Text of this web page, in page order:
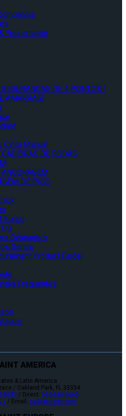
Treinamento
DE 4 PONTOS (
AMARRAS)
Cinto Manual
CADEIRAS DE RODAS
DE PISO
Fixing
Ocupantes
Gerais
Product Finder
Frequentes
AMERICA
& Latin America
/ Oakland Park, FL 33334
9987 / Direct: 954-986-6665
/ Email: cs@qstraint.com